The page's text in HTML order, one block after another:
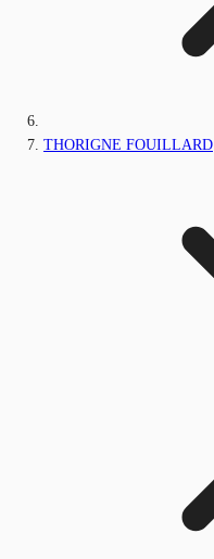
THORIGNE FOUILLARD